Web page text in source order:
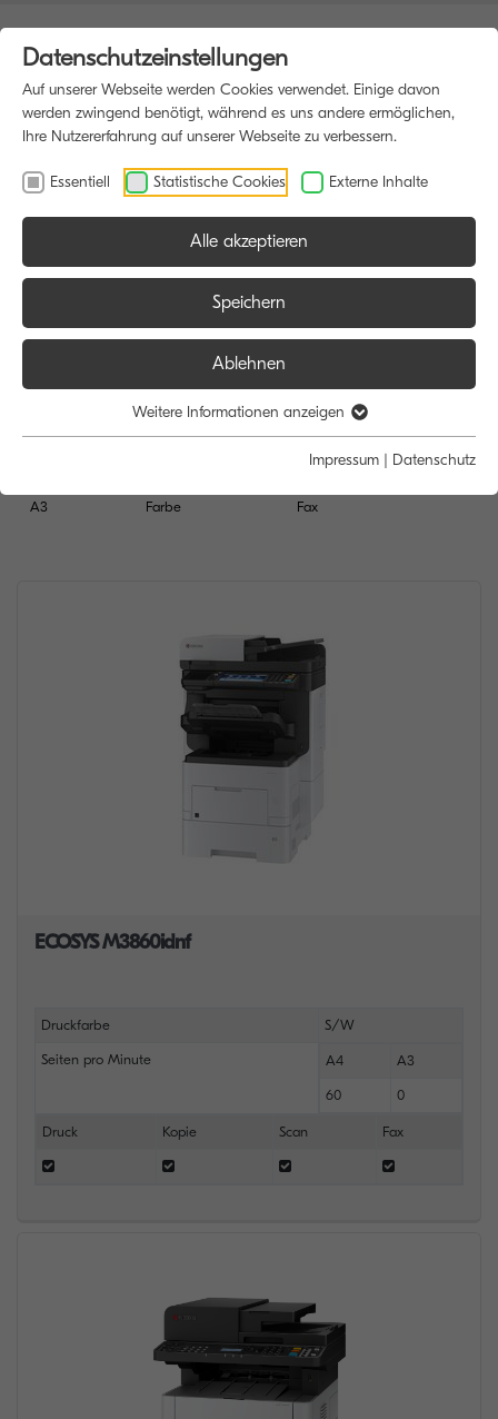
A3 Farbe
Funktion:
Scan
Fax
ECOSYS M3860idnf
Druckfarbe S/W
Seiten pro Minute A4 A3
60 0
Druck Kopie Scan Fax
Datenschutzeinstellungen
Auf unserer Webseite werden Cookies verwendet. Einige davon
werden zwingend benötigt, während es uns andere ermöglichen,
Ihre Nutzererfahrung auf unserer Webseite zu verbessern.
Essentiell Statistische Cookies Externe Inhalte
Alle akzeptieren
Speichern
Ablehnen
Weitere Informationen anzeigen
Impressum | Datenschutz